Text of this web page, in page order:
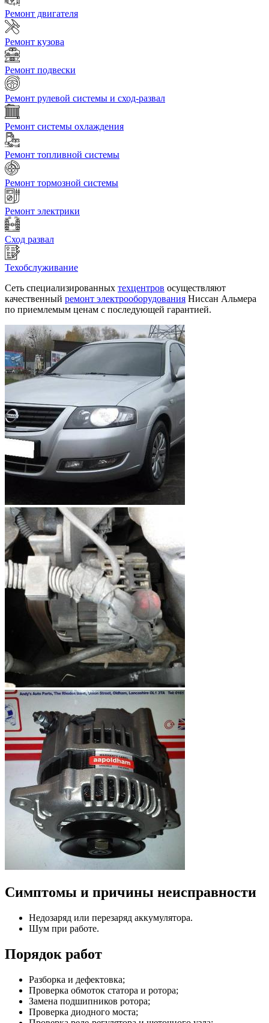
Ремонт двигателя
Ремонт кузова
Ремонт подвески
Ремонт рулевой системы и сход-развал
Ремонт системы охлаждения
Ремонт топливной системы
Ремонт тормозной системы
Ремонт электрики
Сход развал
Техобслуживание
Сеть специализированных техцентров осуществляют
качественный ремонт электрооборудования Ниссан Альмера
по приемлемым ценам с последующей гарантией.
Симптомы и причины неисправности
Недозаряд или перезаряд аккумулятора.
Шум при работе.
Порядок работ
Разборка и дефектовка;
Проверка обмоток статора и ротора;
Замена подшипников ротора;
Проверка диодного моста;